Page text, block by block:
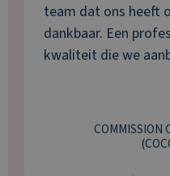
team dat ons heeft
dankbaar. Een
kwaliteit die we
COMMISSION